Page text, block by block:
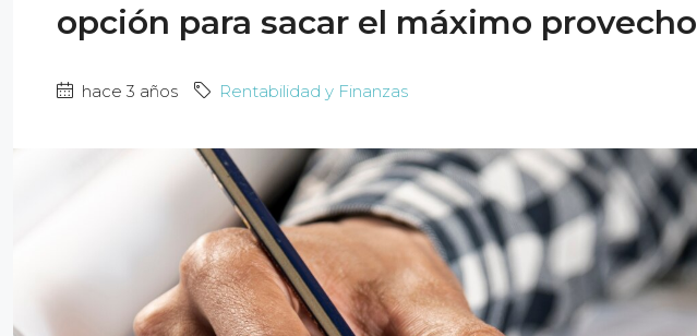
opción para sacar el máximo provecho
hace 3 años Rentabilidad y Finanzas